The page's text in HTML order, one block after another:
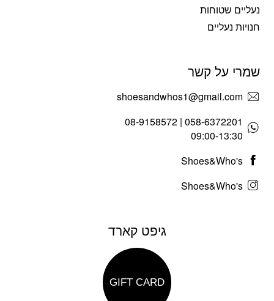
נעליים שטוחות
חנויות נעליים
שמרי על קשר
shoesandwhos1@gmail.com
058-6372201 | 08-9158572
09:00-13:30
Shoes&Who's
Shoes&Who's
גיפט קארד
GIFT CARD